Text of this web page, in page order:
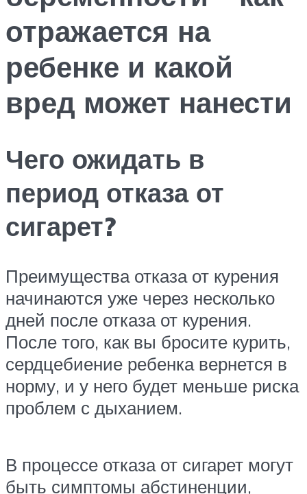
отражается на
ребенке и какой
вред может нанести
Чего ожидать в
период отказа от
сигарет?
Преимущества отказа от курения
начинаются уже через несколько
дней после отказа от курения.
После того, как вы бросите курить,
сердцебиение ребенка вернется в
норму, и у него будет меньше риска
проблем с дыханием.
В процессе отказа от сигарет могут
быть симптомы абстиненции,